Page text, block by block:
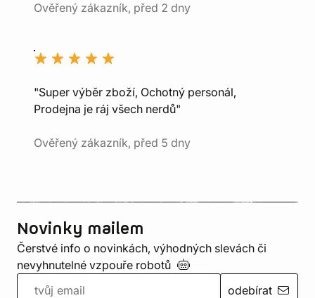
Ověřený zákazník, před 2 dny
"Super výběr zboží, Ochotný personál,
Prodejna je ráj všech nerdů"
Ověřený zákazník, před 5 dny
Novinky mailem
Čerstvé info o novinkách, výhodných slevách či
nevyhnutelné vzpouře robotů
odebírat